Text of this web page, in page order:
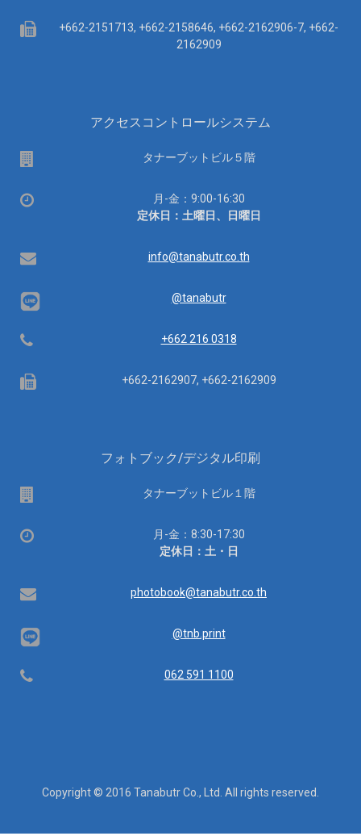
Fax
+662-2151713, +662-2158646, +662-2162906-7, +662-
2162909
アクセスコントロールシステム
タナーブットビル５階
営
月-金：9:00-16:30
定休日：土曜日、日曜日
Email info@tanabutr.co.th
@tanabutr
Telephone +662 216 0318
Fax +662-2162907, +662-2162909
フォトブック/デジタル印刷
タナーブットビル１階
営
月-金：8:30-17:30
定休日：土・日
Email photobook@tanabutr.co.th
@tnb.print
Telephone 062 591 1100
Copyright © 2016 Tanabutr Co., Ltd. All rights reserved.